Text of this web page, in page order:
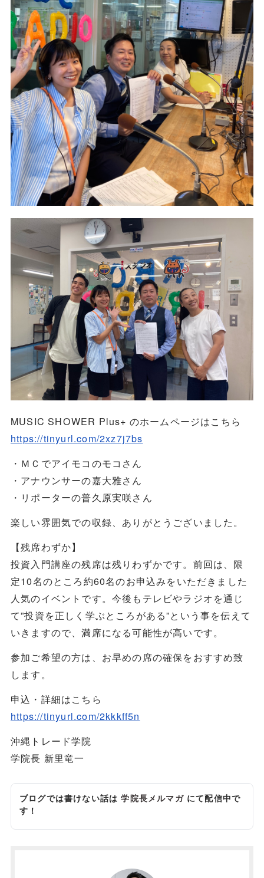
MUSIC SHOWER Plus+ のホームページはこちら
https://tinyurl.com/2xz7j7bs
・ＭＣでアイモコのモコさん
・アナウンサーの嘉大雅さん
・リポーターの普久原実咲さん
楽しい雰囲気での収録、ありがとうございました。
【残席わずか】
投資入門講座の残席は残りわずかです。前回は、限
定10名のところ約60名のお申込みをいただきました
人気のイベントです。今後もテレビやラジオを通じ
て”投資を正しく学ぶところがある”という事を伝えて
いきますので、満席になる可能性が高いです。
参加ご希望の方は、お早めの席の確保をおすすめ致
します。
申込・詳細はこちら
https://tinyurl.com/2kkkff5n
沖縄トレード学院
学院長 新里竜一
ブログでは書けない話は学院長メルマガにて配信中で
す！